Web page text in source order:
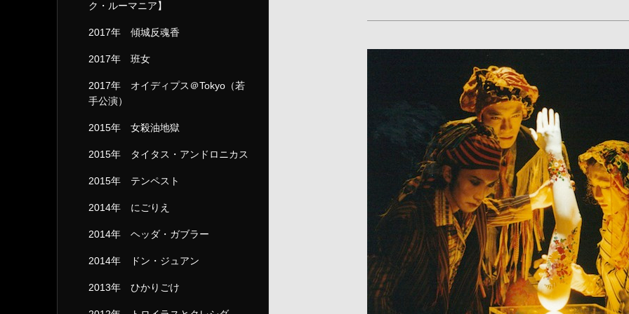
ク・ルーマニア】
2017年 傾城反魂香
2017年 班女
2017年 オイディプス＠Tokyo（若
手公演）
2015年 女殺油地獄
2015年 タイタス・アンドロニカス
2015年 テンペスト
2014年 にごりえ
2014年 ヘッダ・ガブラー
2014年 ドン・ジュアン
2013年 ひかりごけ